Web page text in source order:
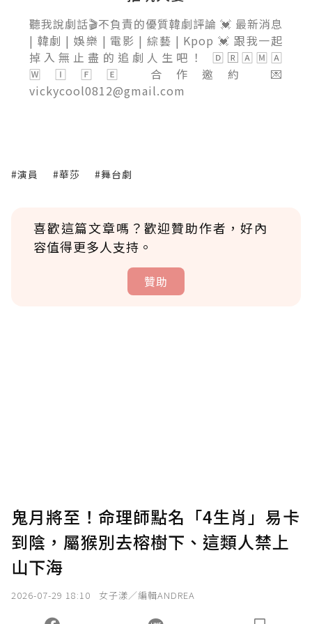
聽我說劇話🎬不負責的優質韓劇評論 💓 最新消息
| 韓劇 | 娛樂 | 電影 | 綜藝 | Kpop 💓 跟我一起
掉入無止盡的追劇人生吧！ 🄳🅁🄰🄼🄰
🅆🄸🄵🄴 合作邀約 💌
vickycool0812@gmail.com
#演員 #華莎 #舞台劇
喜歡這篇文章嗎？歡迎贊助作者，好內
容值得更多人支持。
贊助
確認送出
您當前剩餘 U 利點數：0點；前往 購買點數
鬼月將至！命理師點名「4生肖」易卡
到陰，屬猴別去榕樹下、這類人禁上
山下海
2026-07-29 18:10 女子漾／編輯ANDREA